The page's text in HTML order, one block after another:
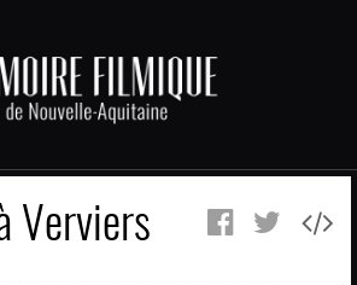
Verviers